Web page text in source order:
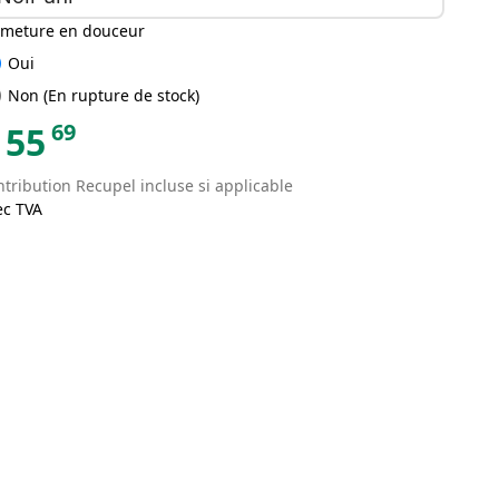
en douceur
Oui
Non (En rupture de stock)
55 69
Recupel incluse si applicable
TVA